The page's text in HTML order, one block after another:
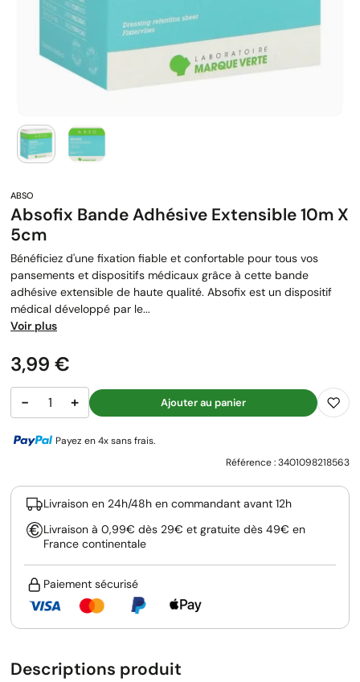
Absofix Bande Adhésive Extensible 10m X
5cm
Bénéficiez d'une fixation fiable et confortable pour tous vos
pansements et dispositifs médicaux grâce à cette bande
adhésive extensible de haute qualité. Absofix est un dispositif
médical développé par le...
Voir plus
Prix
3,99 €
− + Ajouter au panier
Payez en 4x sans frais.
Référence :3401098218563
Livraison en 24h/48h en commandant avant 12h
Livraison à 0,99€ dès 29€ et gratuite dès 49€ en
France continentale
Paiement sécurisé
Descriptions produit